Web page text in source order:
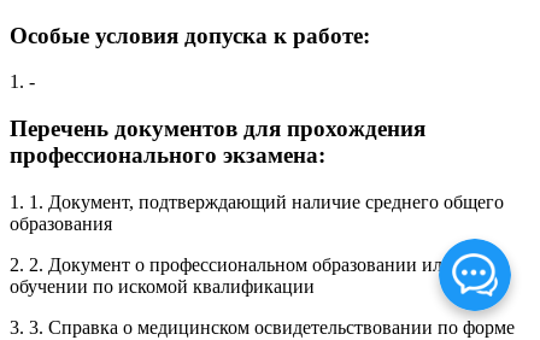
Особые условия допуска к работе:
1. -
Перечень документов для прохождения
профессионального экзамена:
1. 1. Документ, подтверждающий наличие среднего общего
образования
2. 2. Документ о профессиональном образовании или
обучении по искомой квалификации
3. 3. Справка о медицинском освидетельствовании по форме